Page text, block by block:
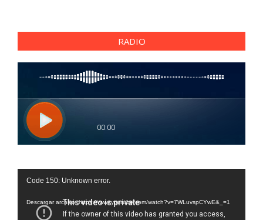
RADIO
Reproductor
vídeo
Code 150: Unknown error.
Descargar archivo: https://www.youtube.com/watch?v=7WLuvspCYwE&_=1